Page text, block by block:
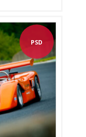
PSD